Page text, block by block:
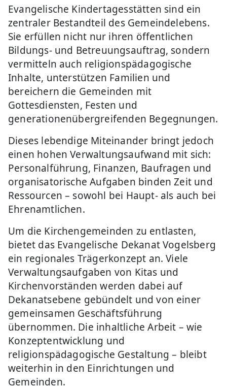
Evangelische Kindertagesstätten sind ein
zentraler Bestandteil des Gemeindelebens.
Sie erfüllen nicht nur ihren öffentlichen
Bildungs- und Betreuungsauftrag, sondern
vermitteln auch religionspädagogische
Inhalte, unterstützen Familien und
bereichern die Gemeinden mit
Gottesdiensten, Festen und
generationenübergreifenden Begegnungen.
Dieses lebendige Miteinander bringt jedoch
einen hohen Verwaltungsaufwand mit sich:
Personalführung, Finanzen, Baufragen und
organisatorische Aufgaben binden Zeit und
Ressourcen – sowohl bei Haupt- als auch bei
Ehrenamtlichen.
Um die Kirchengemeinden zu entlasten,
bietet das Evangelische Dekanat Vogelsberg
ein regionales Trägerkonzept an. Viele
Verwaltungsaufgaben von Kitas und
Kirchenvorständen werden dabei auf
Dekanatsebene gebündelt und von einer
gemeinsamen Geschäftsführung
übernommen. Die inhaltliche Arbeit – wie
Konzeptentwicklung und
religionspädagogische Gestaltung – bleibt
weiterhin in den Einrichtungen und
Gemeinden.